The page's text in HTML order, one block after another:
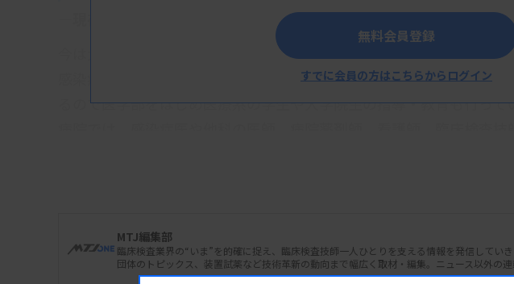
―現在のお仕事と、これまでのキャリアを教えてください。
今は大阪大学大学院医学系研究科の寄附講座で、ちょうど2年前に赴
感染症専門医の育成を中心に感染症に関連した教育コンテンツの作成
るので医学部をはじめ医療系の学生や大学院生の指導・教育も行っ
に転勤し、2021年に副技師長で西神戸医療センターに復帰しました。
もともと医療職には興味がなく、進学をきっかけに臨床検査技師の
無料会員登録
すでに会員の方はこちらからログイン
MTJ編集部
臨床検査業界の“いま”を的確に捉え、臨床検査技師一人ひとりを支える情報を発信してい
団体のトピックス、装置試薬など技術革新の動向まで幅広く取材・編集。ニュース以外の